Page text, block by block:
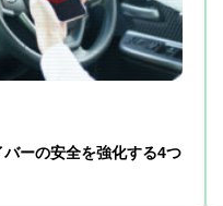
ーの安全を強化する4つ